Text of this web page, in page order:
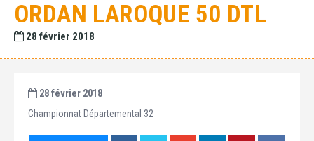
ORDAN LAROQUE 50 DTL
28 février 2018
28 février 2018
Championnat Départemental 32